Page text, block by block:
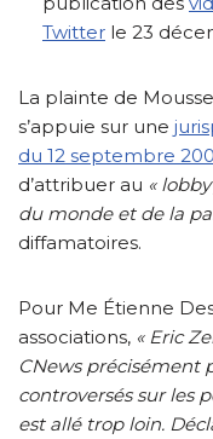
Twitter le 23
La plainte de
s’appuie sur une
du 12 septembre
d’attribuer au «
du monde et de la
diffamatoires.
Pour Me Étienne
associations, « Eric
CNews précisément
controversés sur les
est allé trop loin.